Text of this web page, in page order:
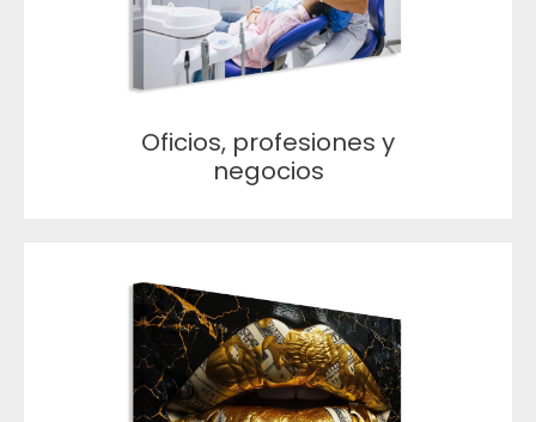
Oficios, profesiones y
negocios